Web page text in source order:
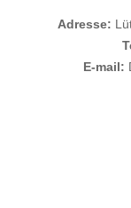
Adresse:
E-mail: